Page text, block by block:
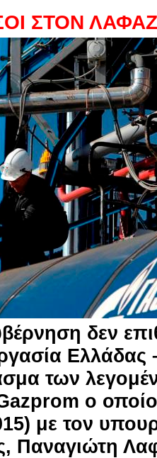
ΣΤΟΝ
δεν
των
ο
με τον
Παναγιώτη